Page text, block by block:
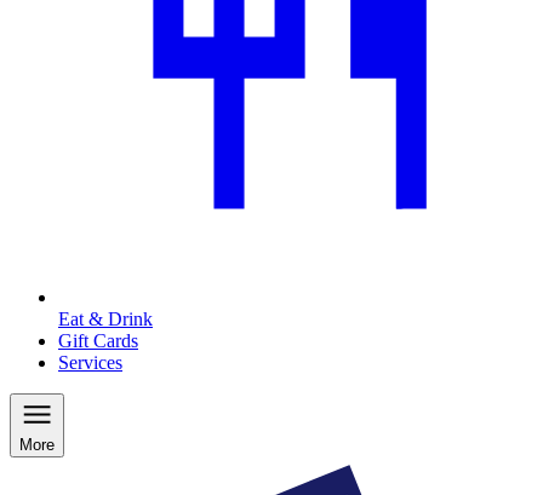
Eat & Drink
Gift Cards
Services
More